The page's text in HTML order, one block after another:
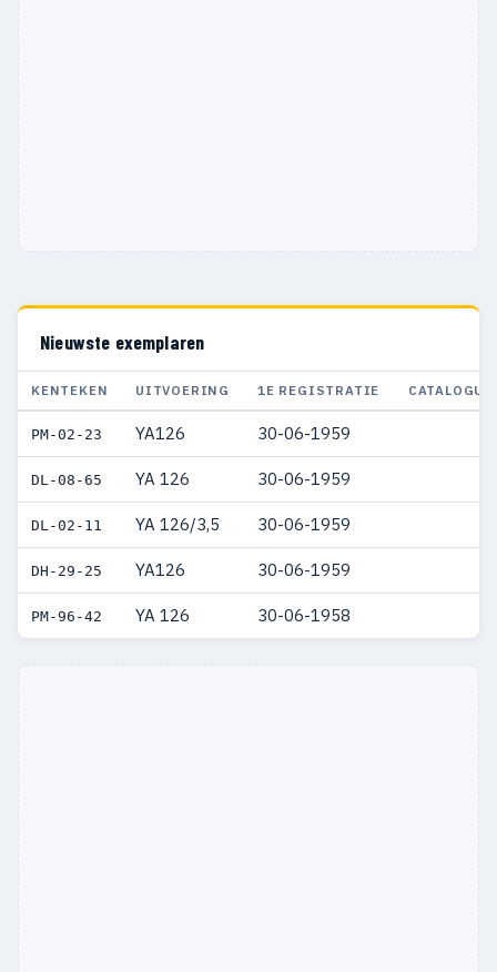
Nieuwste exemplaren
KENTEKEN UITVOERING 1E REGISTRATIE
PM-02-23 YA126 30-06-1959
DL-08-65 YA 126 30-06-1959
DL-02-11 YA 126/3,5 30-06-1959
DH-29-25 YA126 30-06-1959
PM-96-42 YA 126 30-06-1958